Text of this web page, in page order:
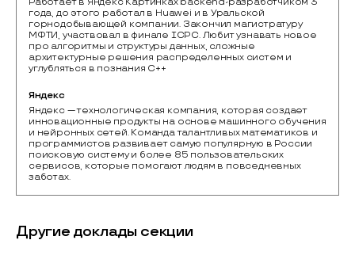
года, до этого работал в Huawei и в Уральской
горнодобывающей компании. Закончил магистратуру
МФТИ, участвовал в финале ICPC. Любит узнавать новое
про алгоритмы и структуры данных, сложные
архитектурные решения распределенных систем и
углубляться в познания C++
Яндекс
Яндекс — технологическая компания, которая создает
инновационные продукты на основе машинного обучения
и нейронных сетей. Команда талантливых математиков и
программистов развивает самую популярную в России
поисковую систему и более 85 пользовательских
сервисов, которые помогают людям в повседневных
заботах.
Другие доклады секции